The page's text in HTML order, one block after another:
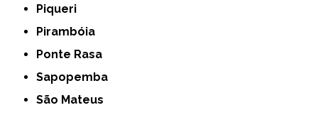
Piqueri
Pirambóia
Ponte Rasa
Sapopemba
São Mateus